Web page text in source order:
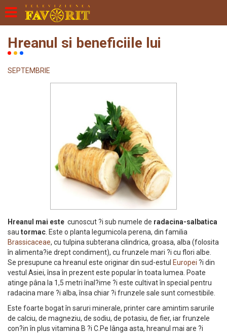
Hreanul si beneficiile lui
SEPTEMBRIE
Hreanul mai este cunoscut ?i sub numele de radacina-salbatica
sau tormac . Este o planta legumicola perena, din familia
Brassicaceae, cu tulpina subterana cilindrica, groasa, alba (folosita
în alimenta?ie drept condiment), cu frunzele mari ?i cu flori albe.
Se presupune ca hreanul este originar din sud-estul Europei ?i din
vestul Asiei, însa în prezent este popular în toata lumea. Poate
atinge pâna la 1,5 metri înal?ime ?i este cultivat în special pentru
radacina mare ?i alba, însa chiar ?i frunzele sale sunt comestibile.
Este foarte bogat în saruri minerale, printer care amintim sarurile
de calciu, de magneziu, de sodiu, de potasiu, de fier, iar frunzele
con?in în plus vitamina B ?i C.Pe lânga asta, hreanul mai are ?i